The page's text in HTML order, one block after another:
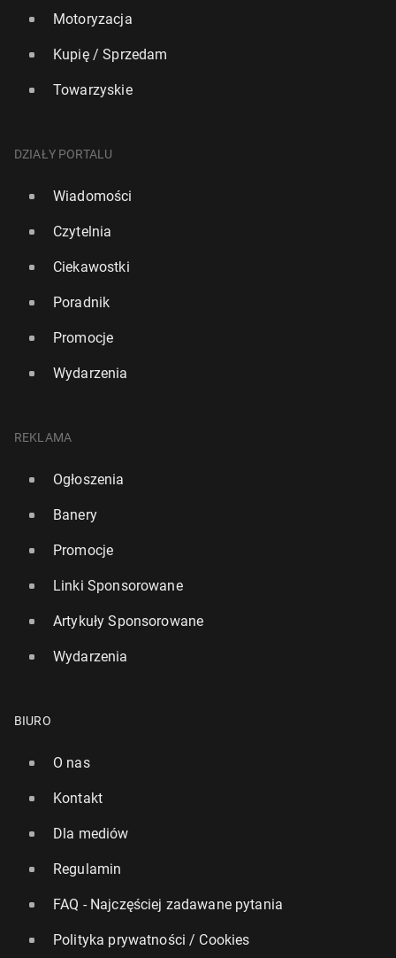
Motoryzacja
Kupię / Sprzedam
Towarzyskie
DZIAŁY PORTALU
Wiadomości
Czytelnia
Ciekawostki
Poradnik
Promocje
Wydarzenia
REKLAMA
Ogłoszenia
Banery
Promocje
Linki Sponsorowane
Artykuły Sponsorowane
Wydarzenia
BIURO
O nas
Kontakt
Dla mediów
Regulamin
FAQ - Najczęściej zadawane pytania
Polityka prywatności / Cookies